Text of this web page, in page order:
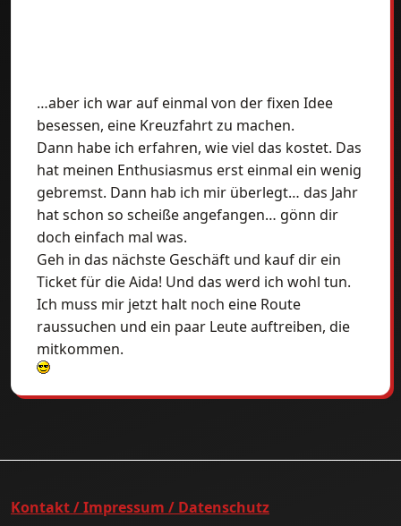
…aber ich war auf einmal von der fixen Idee
besessen, eine Kreuzfahrt zu machen.
Dann habe ich erfahren, wie viel das kostet. Das
hat meinen Enthusiasmus erst einmal ein wenig
gebremst. Dann hab ich mir überlegt… das Jahr
hat schon so scheiße angefangen… gönn dir
doch einfach mal was.
Geh in das nächste Geschäft und kauf dir ein
Ticket für die Aida! Und das werd ich wohl tun.
Ich muss mir jetzt halt noch eine Route
raussuchen und ein paar Leute auftreiben, die
mitkommen.
Kontakt / Impressum / Datenschutz